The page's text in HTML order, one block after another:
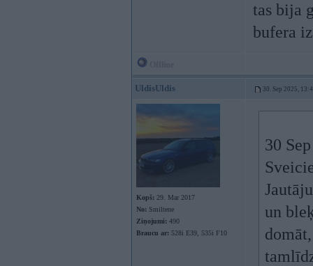
tas bija
bufera
UldisUldis 30. Sep 2025,
Kopš: 29. Mar 2017
No: Smiltene
Ziņojumi: 490
Braucu ar: 528i E39, 535i F10
30
un